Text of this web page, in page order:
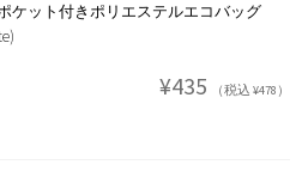
ケット付きポリエステルエコバッグ
¥435 （税込 ¥478）